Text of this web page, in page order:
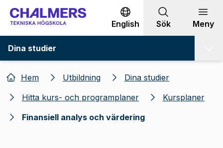
Gå till innehållet
English Sök Meny
Dina studier
Hem Utbildning
Dina studier
Hitta kurs- och programplaner
Kursplaner
Finansiell analys och värdering